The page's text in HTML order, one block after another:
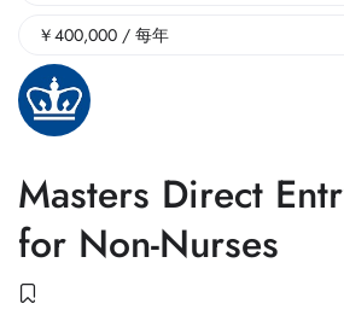
￥400,000 / 每年
Masters Direct
for Non-Nurses